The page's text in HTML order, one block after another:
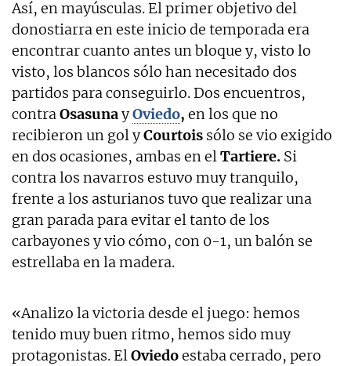
Así, en mayúsculas. El primer objetivo del
donostiarra en este inicio de temporada era
encontrar cuanto antes un bloque y, visto lo
visto, los blancos sólo han necesitado dos
partidos para conseguirlo. Dos encuentros,
contraOsasunayOviedo, en los que no
recibieron un gol yCourtois sólo se vio exigido
en dos ocasiones, ambas en elTartiere. Si
contra los navarros estuvo muy tranquilo,
frente a los asturianos tuvo que realizar una
gran parada para evitar el tanto de los
carbayones y vio cómo, con 0-1, un balón se
estrellaba en la madera.
«Analizo la victoria desde el juego: hemos
tenido muy buen ritmo, hemos sido muy
protagonistas. ElOviedoestaba cerrado, pero